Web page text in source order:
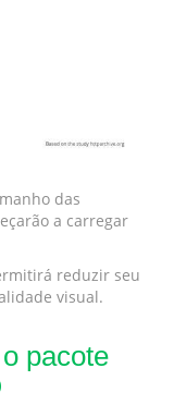
das
a carregar
reduzir seu
visual.
pacote